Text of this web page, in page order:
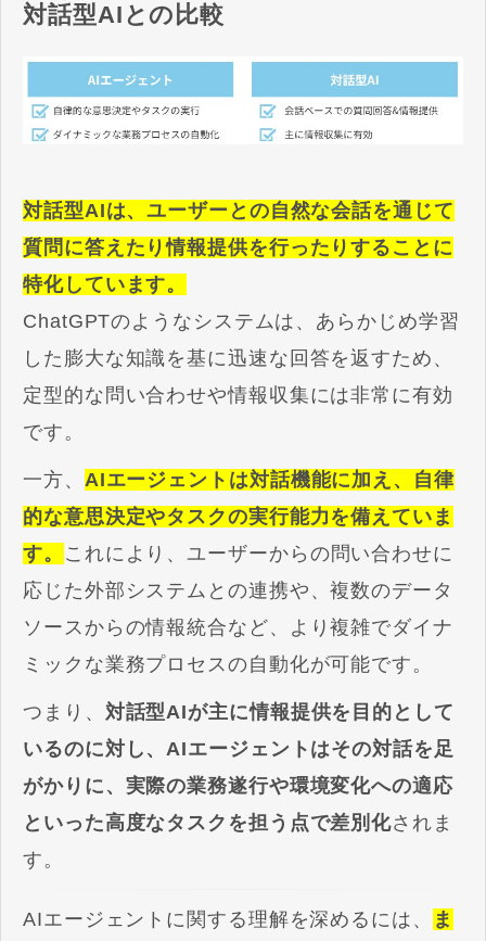
対話型AIとの比較
対話型AIは、ユーザーとの自然な会話を通じて
質問に答えたり情報提供を行ったりすることに
特化しています。
ChatGPTのようなシステムは、あらかじめ学習
した膨大な知識を基に迅速な回答を返すため、
定型的な問い合わせや情報収集には非常に有効
です。
一方、 AIエージェントは対話機能に加え、自律
的な意思決定やタスクの実行能力を備えていま
す。
これにより、ユーザーからの問い合わせに
応じた外部システムとの連携や、複数のデータ
ソースからの情報統合など、より複雑でダイナ
ミックな業務プロセスの自動化が可能です。
つまり、 対話型AIが主に情報提供を目的として
いるのに対し、AIエージェントはその対話を足
がかりに、実際の業務遂行や環境変化への適応
といった高度なタスクを担う点で差別化されま
す。
AIエージェントに関する理解を深めるには、
ま